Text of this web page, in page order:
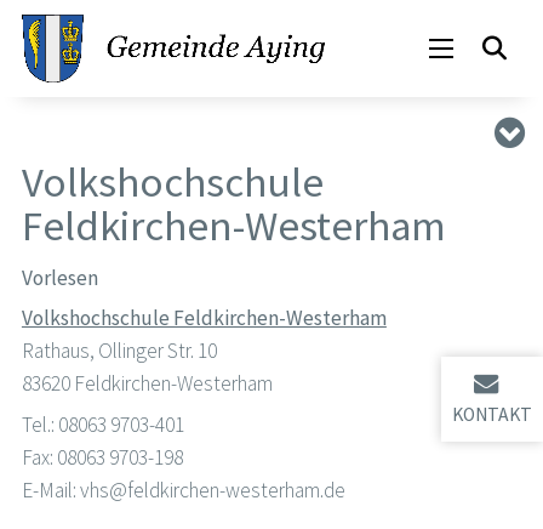
KONTAKT
Volkshochschule
Feldkirchen-Westerham
Vorlesen
Volkshochschule Feldkirchen-Westerham
Rathaus, Ollinger Str. 10
83620 Feldkirchen-Westerham
Tel.: 08063 9703-401
Fax: 08063 9703-198
E-Mail: vhs@feldkirchen-westerham.de